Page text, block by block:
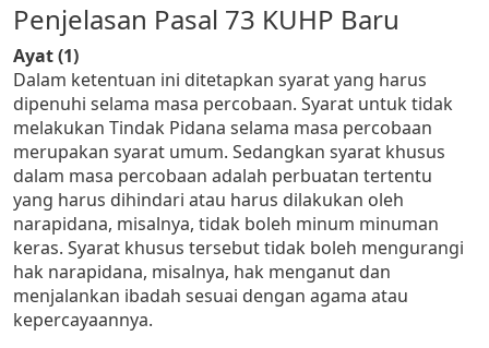
Penjelasan Pasal 73 KUHP Baru
Ayat (1)
Dalam ketentuan ini ditetapkan syarat yang harus
dipenuhi selama masa percobaan. Syarat untuk tidak
melakukan Tindak Pidana selama masa percobaan
merupakan syarat umum. Sedangkan syarat khusus
dalam masa percobaan adalah perbuatan tertentu
yang harus dihindari atau harus dilakukan oleh
narapidana, misalnya, tidak boleh minum minuman
keras. Syarat khusus tersebut tidak boleh mengurangi
hak narapidana, misalnya, hak menganut dan
menjalankan ibadah sesuai dengan agama atau
kepercayaannya.